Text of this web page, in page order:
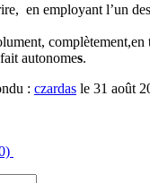
en employant l’un
complètement,en
autonomes.
: czardas le 31 août